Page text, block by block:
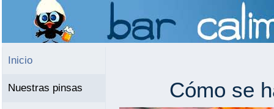
Cómo se
Inicio
Nuestras pinsas